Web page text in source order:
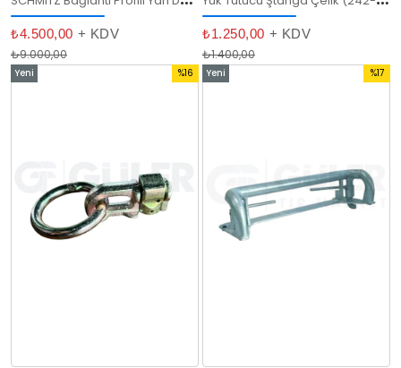
₺4.500,00 + KDV
₺9.000,00
₺1.250,00 + KDV
₺1.400,00
%16
Yeni
%17
Yeni